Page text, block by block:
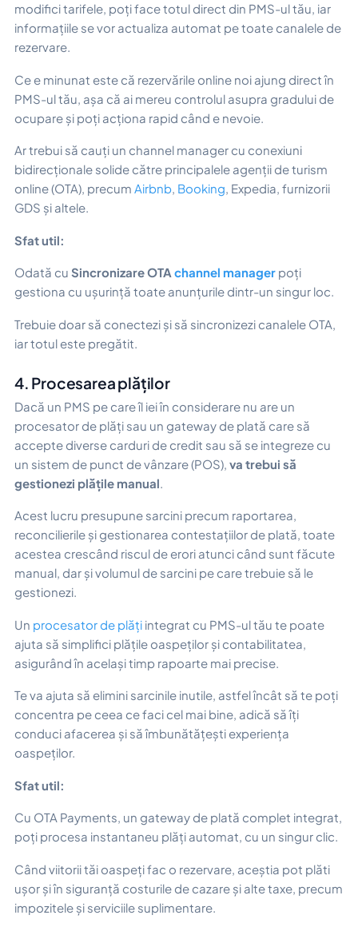
modifici tarifele, poți face totul direct din PMS-ul tău, iar
informațiile se vor actualiza automat pe toate canalele de
rezervare.
Ce e minunat este că rezervările online noi ajung direct în
PMS-ul tău, așa că ai mereu controlul asupra gradului de
ocupare și poți acționa rapid când e nevoie.
Ar trebui să cauți un channel manager cu conexiuni
bidirecționale solide către principalele agenții de turism
online (OTA), precum Airbnb, Booking, Expedia, furnizorii
GDS și altele.
Sfat util:
Odată cu Sincronizare OTA channel manager poți
gestiona cu ușurință toate anunțurile dintr-un singur loc.
Trebuie doar să conectezi și să sincronizezi canalele OTA,
iar totul este pregătit.
4. Procesarea plăților
Dacă un PMS pe care îl iei în considerare nu are un
procesator de plăți sau un gateway de plată care să
accepte diverse carduri de credit sau să se integreze cu
un sistem de punct de vânzare (POS), va trebui să
gestionezi plățile manual
Acest lucru presupune sarcini precum raportarea,
reconcilierile și gestionarea contestațiilor de plată, toate
acestea crescând riscul de erori atunci când sunt făcute
manual, dar și volumul de sarcini pe care trebuie să le
gestionezi.
Un procesator de plăți integrat cu PMS-ul tău te poate
ajuta să simplifici plățile oaspeților și contabilitatea,
asigurând în același timp rapoarte mai precise.
Te va ajuta să elimini sarcinile inutile, astfel încât să te poți
concentra pe ceea ce faci cel mai bine, adică să îți
conduci afacerea și să îmbunătățești experiența
oaspeților.
Sfat util:
Cu OTA Payments, un gateway de plată complet integrat,
poți procesa instantaneu plăți automat, cu un singur clic.
Când viitorii tăi oaspeți fac o rezervare, aceștia pot plăti
ușor și în siguranță costurile de cazare și alte taxe, precum
impozitele și serviciile suplimentare.